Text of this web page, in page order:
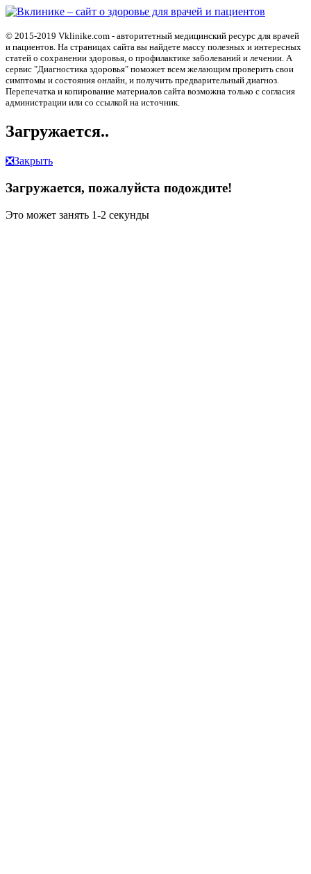
© 2015-2019 Vklinike.com - авторитетный медицинский ресурс для врачей
и пациентов. На страницах сайта вы найдете массу полезных и интересных
статей о сохранении здоровья, о профилактике заболеваний и лечении. А
сервис "Диагностика здоровья" поможет всем желающим проверить свои
симптомы и состояния онлайн, и получить предварительный диагноз.
Перепечатка и копирование материалов сайта возможна только с согласия
администрации или со ссылкой на источник.
Загружается..
❎Закрыть
Загружается, пожалуйста подождите!
Это может занять 1-2 секунды